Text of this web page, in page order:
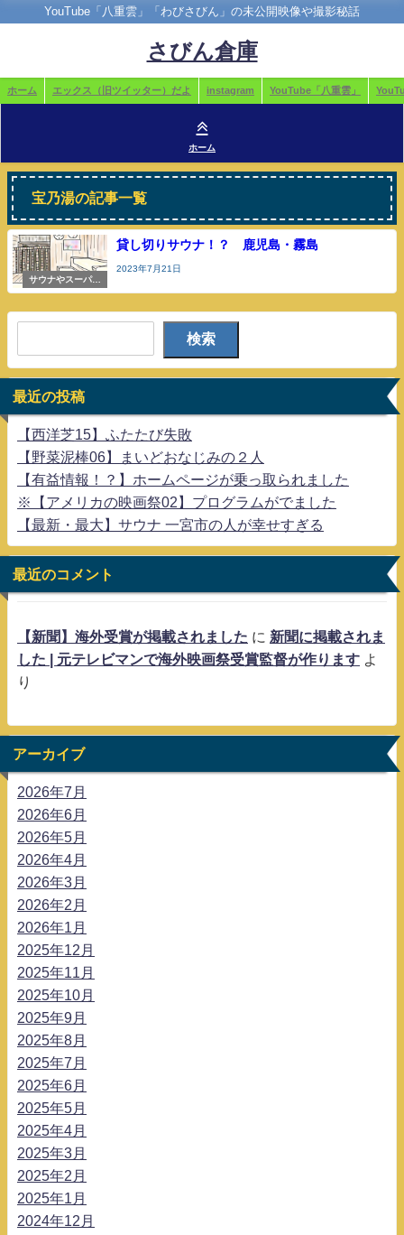
YouTube「八重雲」「わびさびん」の未公開映像や撮影秘話
さびん倉庫
ホーム エックス（旧ツイッター）だよ instagram YouTube「八重雲」
ホーム
宝乃湯の記事一覧
サウナやスーパー
銭湯
貸し切りサウナ！？ 鹿児島・霧島
2023年7月21日
検索
最近の投稿
【西洋芝15】ふたたび失敗
【野菜泥棒06】まいどおなじみの２人
【有益情報！？】ホームページが乗っ取られました
※【アメリカの映画祭02】プログラムがでました
【最新・最大】サウナ 一宮市の人が幸せすぎる
最近のコメント
【新聞】海外受賞が掲載されました に 新聞に掲載されま
した | 元テレビマンで海外映画祭受賞監督が作ります よ
り
アーカイブ
2026年7月
2026年6月
2026年5月
2026年4月
2026年3月
2026年2月
2026年1月
2025年12月
2025年11月
2025年10月
2025年9月
2025年8月
2025年7月
2025年6月
2025年5月
2025年4月
2025年3月
2025年2月
2025年1月
2024年12月